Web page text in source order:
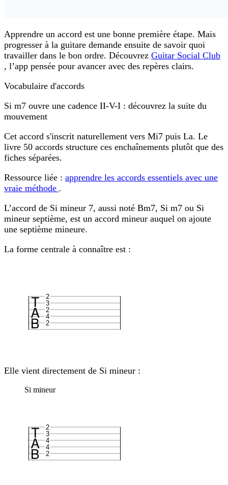
Apprendre un accord est une bonne première étape. Mais
progresser à la guitare demande ensuite de savoir quoi
travailler dans le bon ordre. Découvrez Guitar Social Club
, l’app pensée pour avancer avec des repères clairs.
Vocabulaire d'accords
Si m7 ouvre une cadence II-V-I : découvrez la suite du
mouvement
Cet accord s'inscrit naturellement vers Mi7 puis La. Le
livre 50 accords structure ces enchaînements plutôt que des
fiches séparées.
Ressource liée : apprendre les accords essentiels avec une
vraie méthode .
L’accord de Si mineur 7, aussi noté Bm7, Si m7 ou Si
mineur septième, est un accord mineur auquel on ajoute
une septième mineure.
La forme centrale à connaître est :
2
4
2
3
2
Elle vient directement de Si mineur :
Si mineur
2
4
4
3
2